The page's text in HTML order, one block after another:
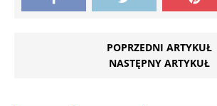
POPRZEDNI ARTYKUŁ
NASTĘPNY ARTYKUŁ